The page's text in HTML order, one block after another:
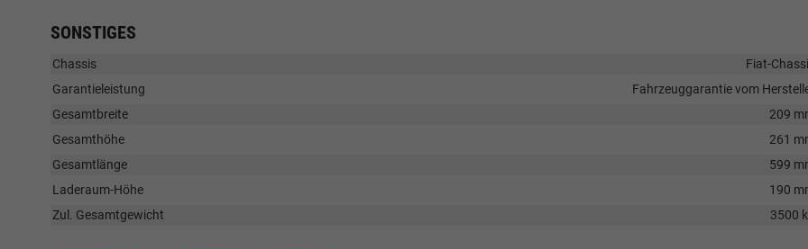
SONSTIGES
Chassis
Fiat-
Garantieleistung
Fahrzeuggarantie vom
Gesamtbreite
209
Gesamthöhe
261
Gesamtlänge
599
Laderaum-Höhe
190
Zul. Gesamtgewicht
3500